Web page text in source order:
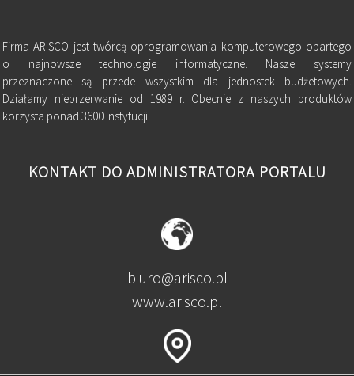
Firma ARISCO jest twórcą oprogramowania komputerowego opartego
o najnowsze technologie informatyczne. Nasze systemy
przeznaczone są przede wszystkim dla jednostek budżetowych.
Działamy nieprzerwanie od 1989 r. Obecnie z naszych produktów
korzysta ponad 3600 instytucji.
KONTAKT DO ADMINISTRATORA PORTALU
biuro@arisco.pl
www.arisco.pl